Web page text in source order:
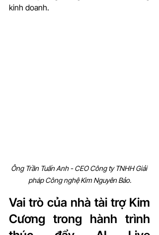
kinh doanh.
Ông Trần Tuấn Anh - CEO Công ty TNHH Giải
pháp Công nghệ Kim Nguyên Bảo.
Vai trò của nhà tài trợ Kim
Cương trong hành trình